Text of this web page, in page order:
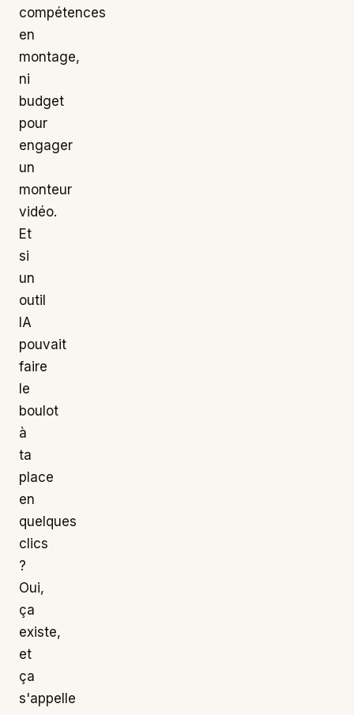
compétences
en
montage,
ni
budget
pour
engager
un
monteur
vidéo.
Et
si
un
outil
IA
pouvait
faire
le
boulot
à
ta
place
en
quelques
clics
?
Oui,
ça
existe,
et
ça
s'appelle